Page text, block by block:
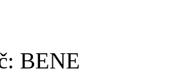
BENE